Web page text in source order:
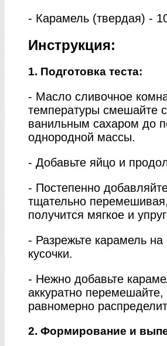
- Карамель (твердая) -
Инструкция:
1. Подготовка теста:
- Масло сливочное
температуры смешайте
ванильным сахаром до
однородной массы.
- Добавьте яйцо и
- Постепенно
тщательно
получится мягкое и
- Разрежьте карамель
кусочки.
- Нежно добавьте
аккуратно перемешайте,
равномерно
2. Формирование и